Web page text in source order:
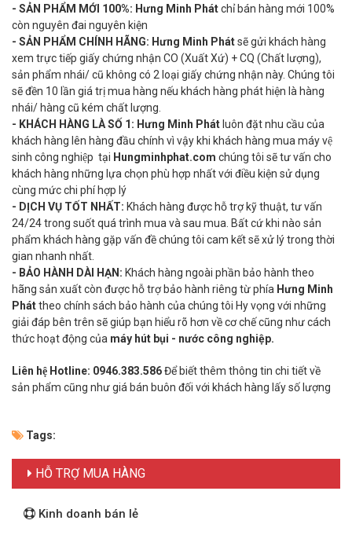
- SẢN PHẨM MỚI 100%: Hưng Minh Phátchỉ bán hàng mới 100%
còn nguyên đai nguyên kiện
- SẢN PHẨM CHÍNH HÃNG: Hưng Minh Phátsẽ gửi khách hàng
xem trực tiếp giấy chứng nhận CO (Xuất Xứ) + CQ (Chất lượng),
sản phẩm nhái/ cũ không có 2 loại giấy chứng nhận này. Chúng tôi
sẽ đền 10 lần giá trị mua hàng nếu khách hàng phát hiện là hàng
nhái/ hàng cũ kém chất lượng.
- KHÁCH HÀNG LÀ SỐ 1: Hưng Minh Phát luôn đặt nhu cầu của
khách hàng lên hàng đầu chính vì vậy khi khách hàng mua máy vệ
sinh công nghiệp tại Hungminhphat.com chúng tôi sẽ tư vấn cho
khách hàng những lựa chọn phù hợp nhất với điều kiện sử dụng
cùng mức chi phí hợp lý
- DỊCH VỤ TỐT NHẤT: Khách hàng được hỗ trợ kỹ thuật, tư vấn
24/24 trong suốt quá trình mua và sau mua. Bất cứ khi nào sản
phẩm khách hàng gặp vấn đề chúng tôi cam kết sẽ xử lý trong thời
gian nhanh nhất.
- BẢO HÀNH DÀI HẠN: Khách hàng ngoài phần bảo hành theo
hãng sản xuất còn được hỗ trợ bảo hành riêng từ phía Hưng Minh
Pháttheo chính sách bảo hành của chúng tôi Hy vọng với những
giải đáp bên trên sẽ giúp bạn hiểu rõ hơn về cơ chế cũng như cách
thức hoạt động của máy hút bụi - nước công nghiệp.
Liên hệ Hotline: 0946.383.586Để biết thêm thông tin chi tiết về
sản phẩm cũng như giá bán buôn đối với khách hàng lấy số lượng
Tags:
HỖ TRỢ MUA HÀNG
Kinh doanh bán lẻ